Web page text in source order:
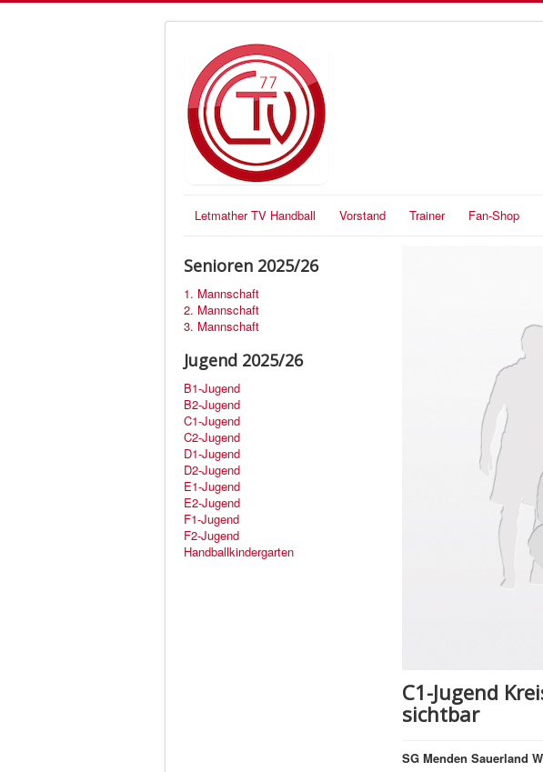
Letmather TV Handball Vorstand Trainer Fan-Shop
Senioren 2025/26
1. Mannschaft
2. Mannschaft
3. Mannschaft
Jugend 2025/26
B1-Jugend
B2-Jugend
C1-Jugend
C2-Jugend
D1-Jugend
D2-Jugend
E1-Jugend
E2-Jugend
F1-Jugend
F2-Jugend
Handballkindergarten
C1-Jugend
sichtbar
SG Menden Sauerland